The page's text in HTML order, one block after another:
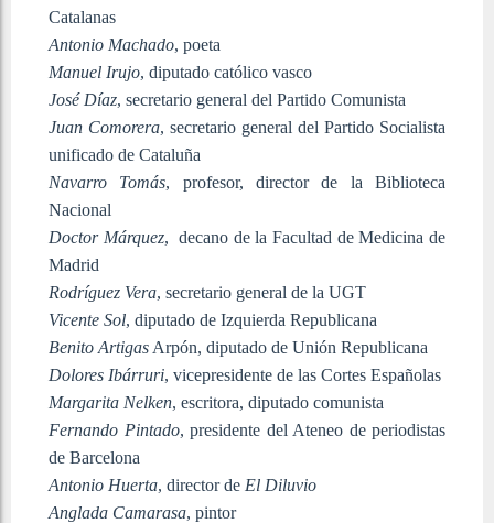
Catalanas
Antonio Machado, poeta
Manuel Irujo, diputado católico vasco
José Díaz, secretario general del Partido Comunista
Juan Comorera, secretario general del Partido Socialista
unificado de Cataluña
Navarro Tomás, profesor, director de la Biblioteca
Nacional
Doctor Márquez, decano de la Facultad de Medicina de
Madrid
Rodríguez Vera, secretario general de la UGT
Vicente Sol, diputado de Izquierda Republicana
Benito Artigas Arpón, diputado de Unión Republicana
Dolores Ibárruri, vicepresidente de las Cortes Españolas
Margarita Nelken, escritora, diputado comunista
Fernando Pintado, presidente del Ateneo de periodistas
de Barcelona
Antonio Huerta, director de El Diluvio
Anglada Camarasa, pintor